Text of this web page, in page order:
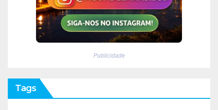
Publicidade
Tags